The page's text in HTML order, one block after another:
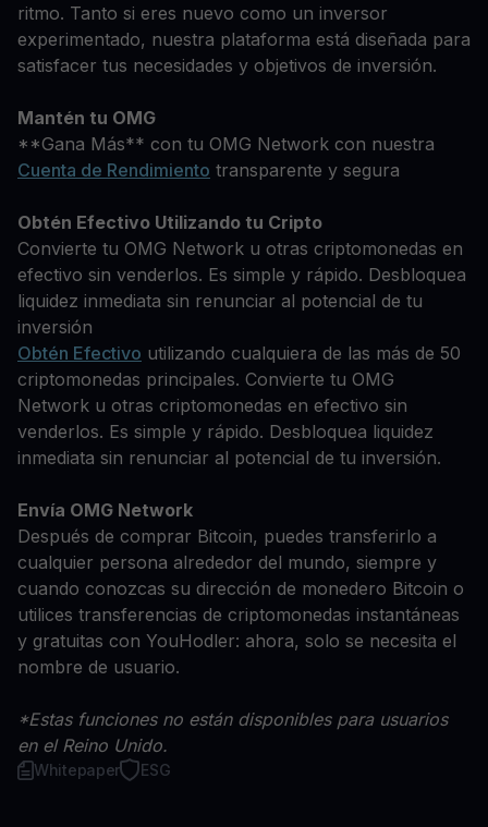
ritmo. Tanto si eres nuevo como un inversor
experimentado, nuestra plataforma está diseñada para
satisfacer tus necesidades y objetivos de inversión.
Mantén tu OMG
**Gana Más** con tu OMG Network con nuestra
Cuenta de Rendimiento transparente y segura
Obtén Efectivo Utilizando tu Cripto
Convierte tu OMG Network u otras criptomonedas en
efectivo sin venderlos. Es simple y rápido. Desbloquea
liquidez inmediata sin renunciar al potencial de tu
inversión
Obtén Efectivo utilizando cualquiera de las más de 50
criptomonedas principales. Convierte tu OMG
Network u otras criptomonedas en efectivo sin
venderlos. Es simple y rápido. Desbloquea liquidez
inmediata sin renunciar al potencial de tu inversión.
Envía OMG Network
Después de comprar Bitcoin, puedes transferirlo a
cualquier persona alrededor del mundo, siempre y
cuando conozcas su dirección de monedero Bitcoin o
utilices transferencias de criptomonedas instantáneas
y gratuitas con YouHodler: ahora, solo se necesita el
nombre de usuario.
*Estas funciones no están disponibles para usuarios
en el Reino Unido.
Whitepaper ESG